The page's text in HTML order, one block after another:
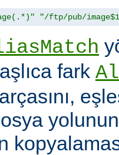
"/ftp/pub/
fark